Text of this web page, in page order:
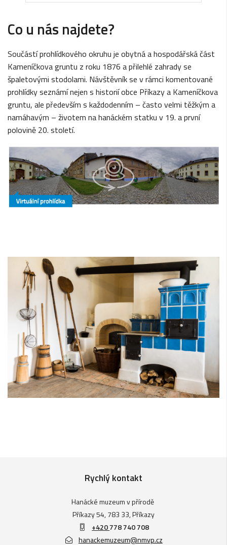
Co u nás najdete?
Součástí prohlídkového okruhu je obytná a hospodářská část
Kameníčkova gruntu z roku 1876 a přilehlé zahrady se
špaletovými stodolami. Návštěvník se v rámci komentované
prohlídky seznámí nejen s historií obce Příkazy a Kameníčkova
gruntu, ale především s každodenním – často velmi těžkým a
namáhavým – životem na hanáckém statku v 19. a první
polovině 20. století.
Rychlý kontakt
Hanácké muzeum v přírodě
Příkazy 54, 783 33, Příkazy
+420778 740 708
hanackemuzeum@nmvp.cz